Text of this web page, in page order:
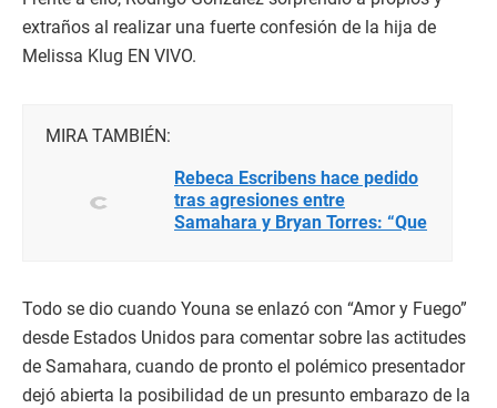
extraños al realizar una fuerte confesión de la hija de
Melissa Klug EN VIVO.
MIRA TAMBIÉN:
Rebeca Escribens hace pedido
tras agresiones entre
Samahara y Bryan Torres: “Que
Todo se dio cuando Youna se enlazó con “Amor y Fuego”
desde Estados Unidos para comentar sobre las actitudes
de Samahara, cuando de pronto el polémico presentador
dejó abierta la posibilidad de un presunto embarazo de la